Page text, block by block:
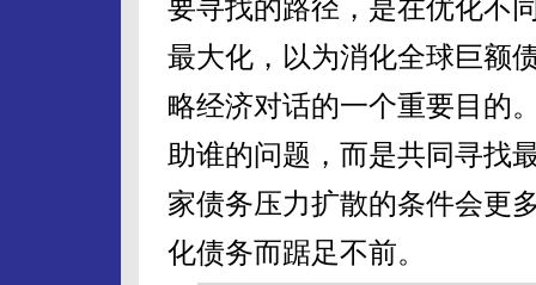
要寻找的路径，是在优化不
最大化，以为消化全球巨额
略经济对话的一个重要目的
助谁的问题，而是共同寻找
家债务压力扩散的条件会更
化债务而踞足不前。